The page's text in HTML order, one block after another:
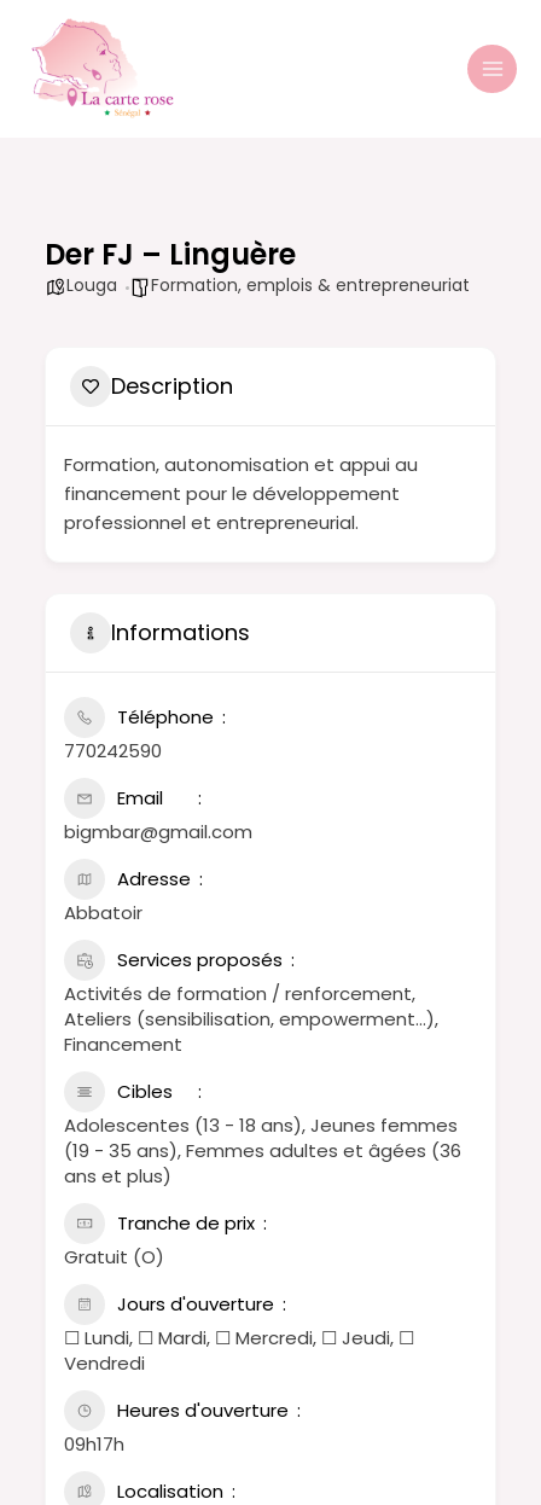
contenu
Der FJ – Linguère
Louga Formation, emplois & entrepreneuriat
Description
Formation, autonomisation et appui au
financement pour le développement
professionnel et entrepreneurial.
Informations
Téléphone
770242590
Email
bigmbar@gmail.com
Adresse
Abbatoir
Services proposés
Activités de formation / renforcement,
Ateliers (sensibilisation, empowerment…),
Financement
Cibles
Adolescentes (13 - 18 ans), Jeunes femmes
(19 - 35 ans), Femmes adultes et âgées (36
ans et plus)
Tranche de prix
Gratuit (O)
Jours d'ouverture
☐ Lundi, ☐ Mardi, ☐ Mercredi, ☐ Jeudi, ☐
Vendredi
Heures d'ouverture
09h17h
Localisation